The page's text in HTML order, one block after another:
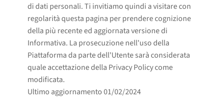
di dati personali. Ti invitiamo quindi a visitare con
regolarità questa pagina per prendere cognizione
della più recente ed aggiornata versione di
Informativa. La prosecuzione nell'uso della
Piattaforma da parte dell'Utente sarà considerata
quale accettazione della Privacy Policy come
modificata.
Ultimo aggiornamento 01/02/2024